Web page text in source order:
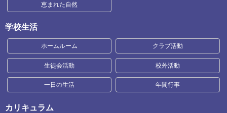
恵まれた自然
学校生活
ホームルーム クラブ活動
生徒会活動 校外活動
一日の生活 年間行事
カリキュラム